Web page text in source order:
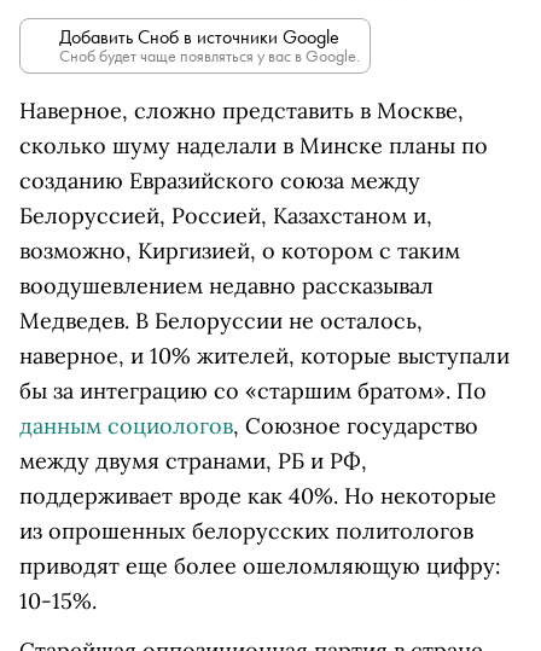
Добавить Сноб в источники Google
Сноб будет чаще появляться у вас в Google.
Наверное, сложно представить в Москве,
сколько шуму наделали в Минске планы по
созданию Евразийского союза между
Белоруссией, Россией, Казахстаном и,
возможно, Киргизией, о котором с таким
воодушевлением недавно рассказывал
Медведев. В Белоруссии не осталось,
наверное, и 10% жителей, которые выступали
бы за интеграцию со «старшим братом». По
данным социологов, Союзное государство
между двумя странами, РБ и РФ,
поддерживает вроде как 40%. Но некоторые
из опрошенных белорусских политологов
приводят еще более ошеломляющую цифру:
10-15%.